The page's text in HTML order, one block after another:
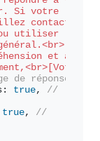
Si votre
contacter
ou utiliser
et à
de réponse
true, //
true, //